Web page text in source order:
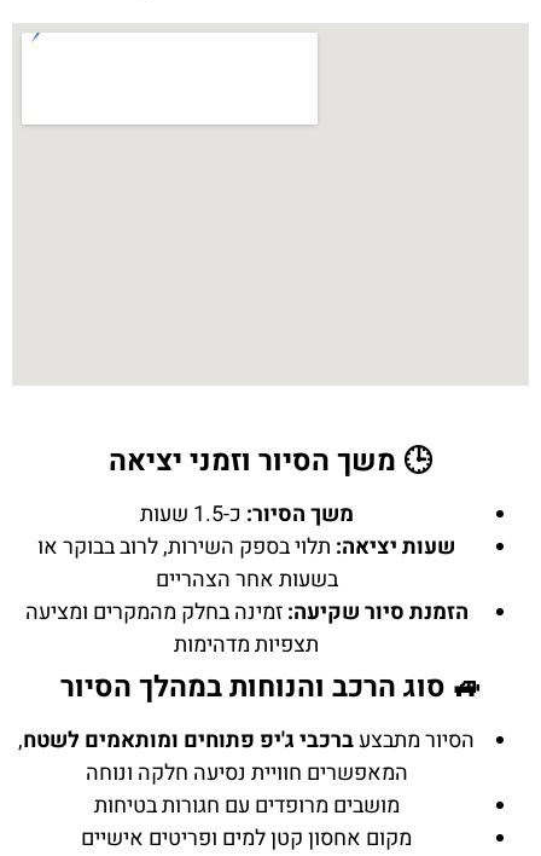
🕒 משך הסיור וזמני יציאה
משך הסיור: כ-1.5 שעות
שעות יציאה: תלוי בספק השירות, לרוב בבוקר או
בשעות אחר הצהריים
הזמנת סיור שקיעה:זמינה בחלק מהמקרים ומציעה
תצפיות מדהימות
🚙 סוג הרכב והנוחות במהלך הסיור
הסיור מתבצעברכבי ג'יפ פתוחים ומותאמים לשטח,
המאפשרים חוויית נסיעה חלקה ונוחה
מושבים מרופדים עם חגורות בטיחות
מקום אחסון קטן למים ופריטים אישיים